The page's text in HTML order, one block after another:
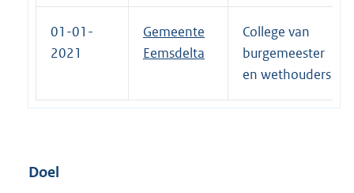
01-01-
2021
Gemeente
Eemsdelta
College van
burgemeester
en wethouders
Doel